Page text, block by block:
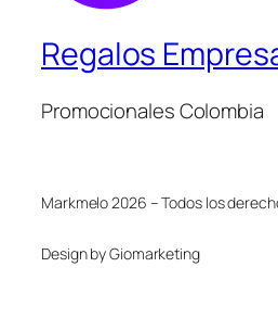
Regalos
Promocionales Colombia
Markmelo 2026 – Todos los
Design by Giomarketing